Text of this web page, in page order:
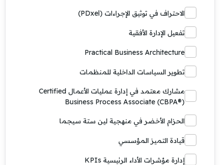
الاحتراف في توثيق الإجراءات (PDxel)
تفعيل الإدارة الأفقية
Practical Business Architecture
تطوير السياسات الداخلية للمنظمات
مشارك معتمد في إدارة عمليات الأعمال Certified
Business Process Associate (CBPA®)
الحزام الأخضر في منهجية لين ستة سيجما
قيادة التميز المؤسسي
إدارة مؤشرات الأداء الرئيسية KPIs